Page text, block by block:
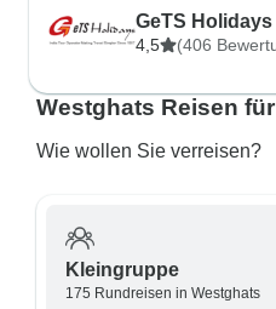
GeTS Holidays
4,5 (406
Westghats Reisen
Wie wollen Sie verreisen?
Kleingruppe
175 Rundreisen in Westghats